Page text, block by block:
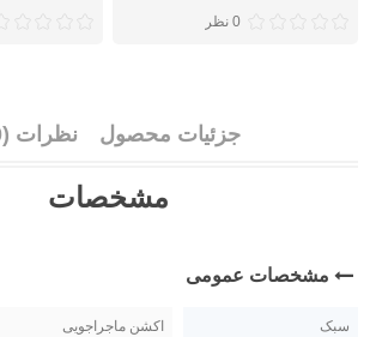
0 نظر
جزئیات محصول نظرات (0)
مشخصات
مشخصات عمومی
سبک اکشن ماجراجویی